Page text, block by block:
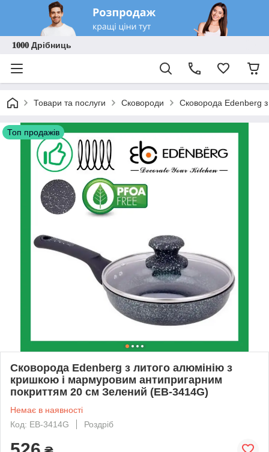
𝟏𝟎𝟎𝟎 Дрібниць
Товари та послуги Сковороди Сковорода Edenberg
Топ продажів
Сковорода Edenberg з литого алюмінію з
кришкою і мармуровим антипригарним
покриттям 20 см Зелений (EB-3414G)
Немає в наявності
Код: EB-3414G
Роздріб